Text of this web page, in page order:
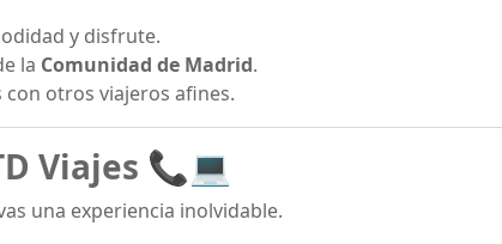
y disfrute.
la Comunidad de Madrid.
otros viajeros afines.
Viajes 📞💻
una experiencia inolvidable.